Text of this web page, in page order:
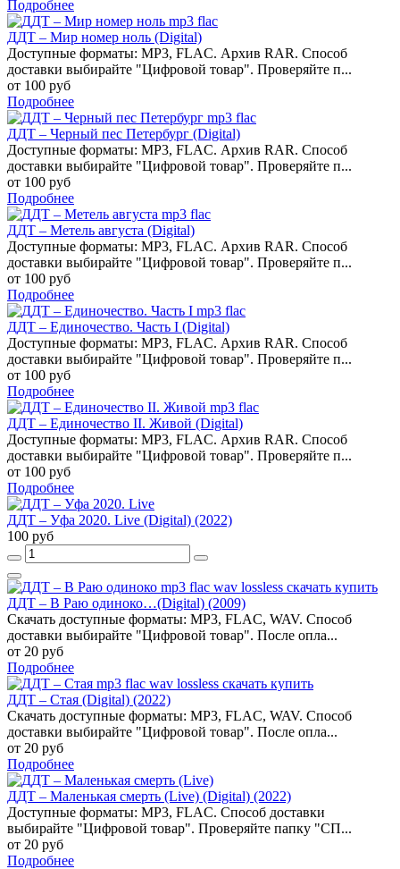
Подробнее
ДДТ – Мир номер ноль (Digital)
Доступные форматы: MP3, FLAC. Архив RAR. Способ
доставки выбирайте "Цифровой товар". Проверяйте п...
от 100 руб
Подробнее
ДДТ – Черный пес Петербург (Digital)
Доступные форматы: MP3, FLAC. Архив RAR. Способ
доставки выбирайте "Цифровой товар". Проверяйте п...
от 100 руб
Подробнее
ДДТ – Метель августа (Digital)
Доступные форматы: MP3, FLAC. Архив RAR. Способ
доставки выбирайте "Цифровой товар". Проверяйте п...
от 100 руб
Подробнее
ДДТ – Единочество. Часть I (Digital)
Доступные форматы: MP3, FLAC. Архив RAR. Способ
доставки выбирайте "Цифровой товар". Проверяйте п...
от 100 руб
Подробнее
ДДТ – Единочество II. Живой (Digital)
Доступные форматы: MP3, FLAC. Архив RAR. Способ
доставки выбирайте "Цифровой товар". Проверяйте п...
от 100 руб
Подробнее
ДДТ – Уфа 2020. Live (Digital) (2022)
100 руб
ДДТ – В Раю одиноко…(Digital) (2009)
Скачать доступные форматы: MP3, FLAC, WAV. Способ
доставки выбирайте "Цифровой товар". После опла...
от 20 руб
Подробнее
ДДТ – Стая (Digital) (2022)
Скачать доступные форматы: MP3, FLAC, WAV. Способ
доставки выбирайте "Цифровой товар". После опла...
от 20 руб
Подробнее
ДДТ – Маленькая смерть (Live) (Digital) (2022)
Доступные форматы: MP3, FLAC. Способ доставки
выбирайте "Цифровой товар". Проверяйте папку "СП...
от 20 руб
Подробнее